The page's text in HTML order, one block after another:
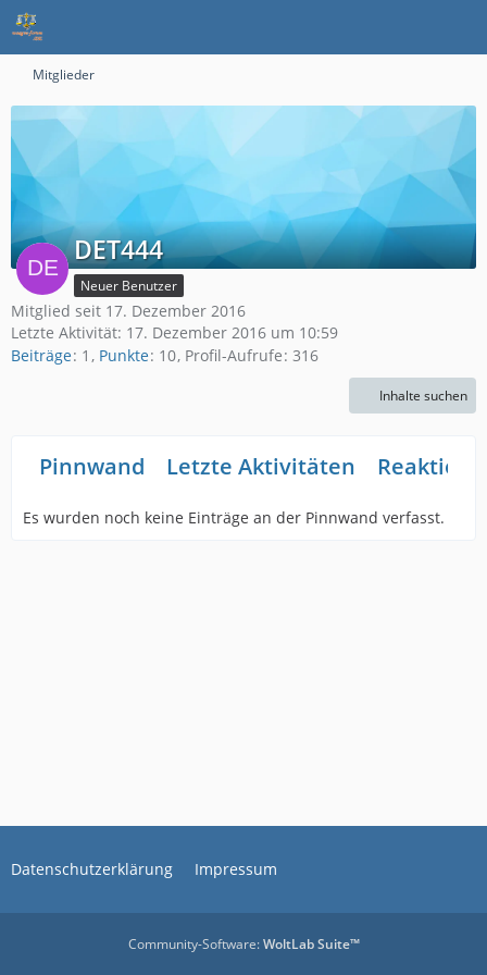
Mitglieder
DET444
Neuer Benutzer
Mitglied seit 17. Dezember 2016
Letzte Aktivität: 17. Dezember 2016 um 10:59
Beiträge 1 Punkte 10 Profil-Aufrufe 316
Inhalte suchen
Pinnwand Letzte Aktivitäten
Es wurden noch keine Einträge an der Pinnwand verfasst.
Datenschutzerklärung Impressum
Community-Software:WoltLab Suite™